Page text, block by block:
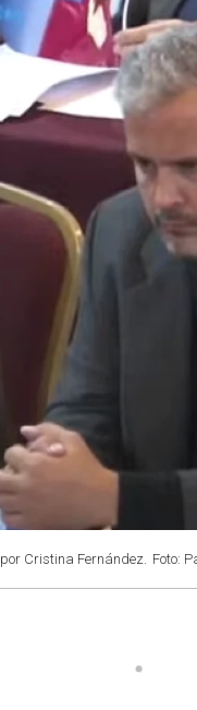
Cristina Fernández. Foto: